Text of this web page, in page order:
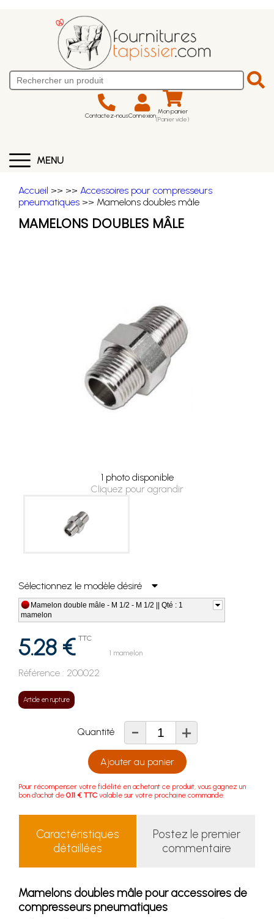
Contactez-nousConnexion Mon panier
(Panier vide)
MENU
Accueil >> >> Accessoires pour compresseurs
pneumatiques >> Mamelons doubles mâle
MAMELONS DOUBLES MÂLE
1 photo disponible
Cliquez pour agrandir
Sélectionnez le modèle désiré
Mamelon double mâle - M 1/2 - M 1/2 || Qté : 1
mamelon
5.28 € TTC
1 mamelon
Référence : 200022
Article en rupture
Quantité - +
Ajouter au panier
Pour récompenser votre fidélité en achetant ce produit, vous gagnez un
bon d'achat de 0.11 € TTC valable sur votre prochaine commande.
Caractéristiques
détaillées
Postez le premier
commentaire
Mamelons doubles mâle pour accessoires de
compresseurs pneumatiques